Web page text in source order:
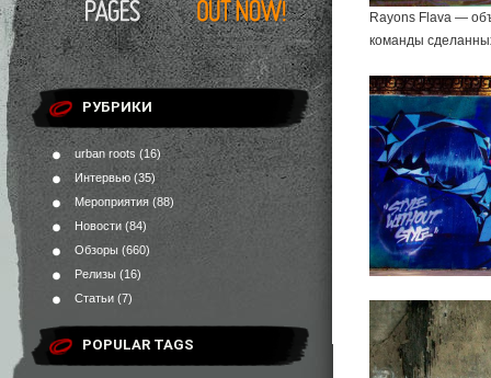
РУБРИКИ
urban roots (16)
Интервью (35)
Мероприятия (88)
Новости (84)
Обзоры (660)
Релизы (16)
Статьи (7)
POPULAR TAGS
Rayons Flava —
команды